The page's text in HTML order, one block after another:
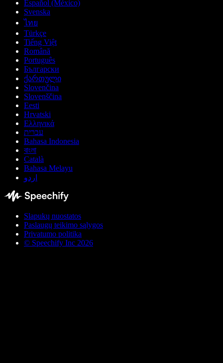
Español (México)
Svenska
ไทย
Türkçe
Tiếng Việt
Română
Português
Български
ქართული
Slovenčina
Slovenščina
Eesti
Hrvatski
Ελληνικά
עברית
Bahasa Indonesia
বাংলা
Català
Bahasa Melayu
اردو
Slapukų nuostatos
Paslaugų teikimo sąlygos
Privatumo politika
© Speechify Inc 2026